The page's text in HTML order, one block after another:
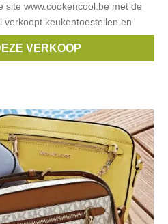
site www.cookencool.be met de
verkoopt keukentoestellen en
Demeyere,Zwilling
VERKOOP